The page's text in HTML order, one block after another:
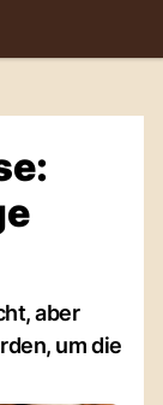
aber
um die